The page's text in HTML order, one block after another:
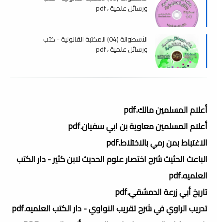
ورسائل علمية ، pdf
الأسطوانة (04) المكتبة القانونية - كتب
ورسائل علمية ، pdf
أعلام المسلمين مالك.pdf
أعلام المسلمين معاوية بن ابي سفيان.pdf
الاغتباط بمن رمي بالاختلاط.pdf
الباعث الحثيث شرح اختصار علوم الحديث لابن كثير - دار الكتب
العلميه.pdf
تاريخ أبي زرعة الدمشقي.pdf
تدريب الراوي في شرح تقريب النواوي - دار الكتب العلميه.pdf